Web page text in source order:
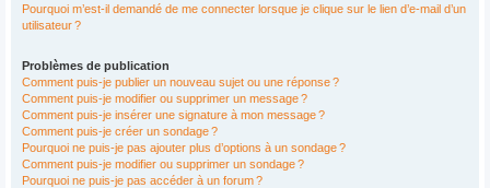
Pourquoi m’est-il demandé de me connecter lorsque je clique sur le lien d’e-mail d’un
utilisateur ?
Problèmes de publication
Comment puis-je publier un nouveau sujet ou une réponse ?
Comment puis-je modifier ou supprimer un message ?
Comment puis-je insérer une signature à mon message ?
Comment puis-je créer un sondage ?
Pourquoi ne puis-je pas ajouter plus d’options à un sondage ?
Comment puis-je modifier ou supprimer un sondage ?
Pourquoi ne puis-je pas accéder à un forum ?